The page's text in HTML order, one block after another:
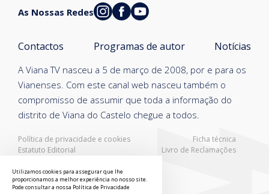
Política de privacidade e cookies
Ficha técnica
Estatuto Editorial
Livro de Reclamações
A Viana TV nasceu a 5 de março de 2008, por e para os
Vianenses. Com este canal web nasceu também o
compromisso de assumir que toda a informação do
distrito de Viana do Castelo chegue a todos.
Contactos Programas de autor Notícias
As Nossas Redes
Utilizamos cookies para assegurar que lhe
proporcionamos a melhor experiência no nosso site.
Pode consultar a nossa Política de Privacidade